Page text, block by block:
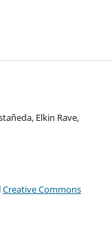
Elkin Rave,
Creative Commons